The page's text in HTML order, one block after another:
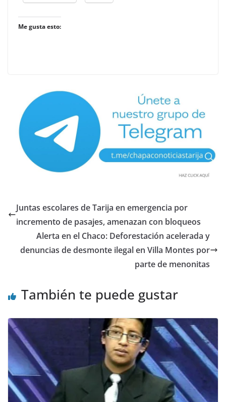
Me gusta esto:
Juntas escolares de Tarija en emergencia por
incremento de pasajes, amenazan con bloqueos
Alerta en el Chaco: Deforestación acelerada y
denuncias de desmonte ilegal en Villa Montes por
parte de menonitas
También te puede gustar